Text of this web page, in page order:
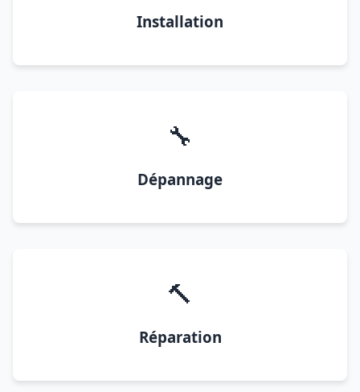
Installation
🔧
Dépannage
🔨
Réparation